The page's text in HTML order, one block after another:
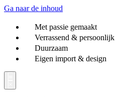
Ga naar de inhoud
Met passie gemaakt
Verrassend & persoonlijk
Duurzaam
Eigen import & design